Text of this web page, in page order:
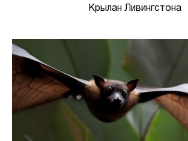
Крылан Ливингстона